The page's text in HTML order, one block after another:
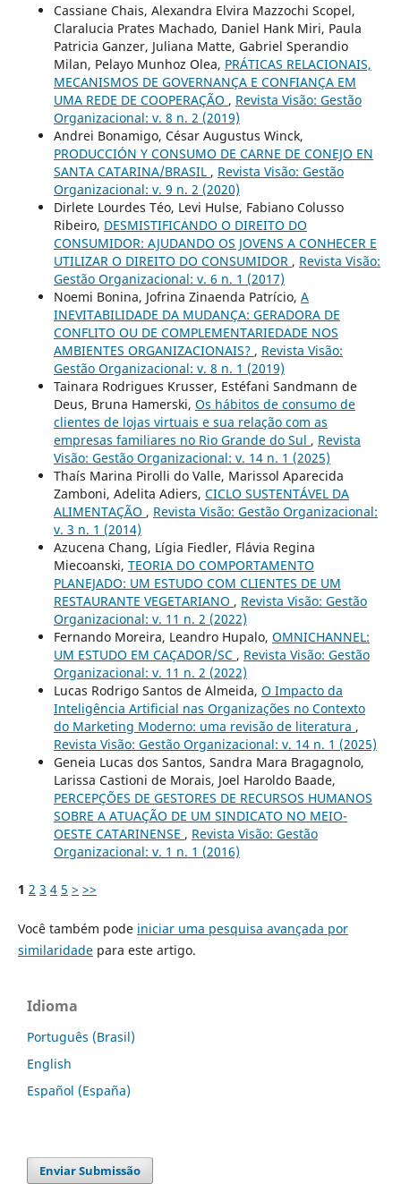
Cassiane Chais, Alexandra Elvira Mazzochi Scopel,
Claralucia Prates Machado, Daniel Hank Miri, Paula
Patricia Ganzer, Juliana Matte, Gabriel Sperandio
Milan, Pelayo Munhoz Olea, PRÁTICAS RELACIONAIS,
MECANISMOS DE GOVERNANÇA E CONFIANÇA EM
UMA REDE DE COOPERAÇÃO , Revista Visão: Gestão
Organizacional: v. 8 n. 2 (2019)
Andrei Bonamigo, César Augustus Winck,
PRODUCCIÓN Y CONSUMO DE CARNE DE CONEJO EN
SANTA CATARINA/BRASIL , Revista Visão: Gestão
Organizacional: v. 9 n. 2 (2020)
Dirlete Lourdes Téo, Levi Hulse, Fabiano Colusso
Ribeiro, DESMISTIFICANDO O DIREITO DO
CONSUMIDOR: AJUDANDO OS JOVENS A CONHECER E
UTILIZAR O DIREITO DO CONSUMIDOR , Revista Visão:
Gestão Organizacional: v. 6 n. 1 (2017)
Noemi Bonina, Jofrina Zinaenda Patrício, A
INEVITABILIDADE DA MUDANÇA: GERADORA DE
CONFLITO OU DE COMPLEMENTARIEDADE NOS
AMBIENTES ORGANIZACIONAIS? , Revista Visão:
Gestão Organizacional: v. 8 n. 1 (2019)
Tainara Rodrigues Krusser, Estéfani Sandmann de
Deus, Bruna Hamerski, Os hábitos de consumo de
clientes de lojas virtuais e sua relação com as
empresas familiares no Rio Grande do Sul , Revista
Visão: Gestão Organizacional: v. 14 n. 1 (2025)
Thaís Marina Pirolli do Valle, Marissol Aparecida
Zamboni, Adelita Adiers, CICLO SUSTENTÁVEL DA
ALIMENTAÇÃO , Revista Visão: Gestão Organizacional:
v. 3 n. 1 (2014)
Azucena Chang, Lígia Fiedler, Flávia Regina
Miecoanski, TEORIA DO COMPORTAMENTO
PLANEJADO: UM ESTUDO COM CLIENTES DE UM
RESTAURANTE VEGETARIANO , Revista Visão: Gestão
Organizacional: v. 11 n. 2 (2022)
Fernando Moreira, Leandro Hupalo, OMNICHANNEL:
UM ESTUDO EM CAÇADOR/SC , Revista Visão: Gestão
Organizacional: v. 11 n. 2 (2022)
Lucas Rodrigo Santos de Almeida, O Impacto da
Inteligência Artificial nas Organizações no Contexto
do Marketing Moderno: uma revisão de literatura ,
Revista Visão: Gestão Organizacional: v. 14 n. 1 (2025)
Geneia Lucas dos Santos, Sandra Mara Bragagnolo,
Larissa Castioni de Morais, Joel Haroldo Baade,
PERCEPÇÕES DE GESTORES DE RECURSOS HUMANOS
SOBRE A ATUAÇÃO DE UM SINDICATO NO MEIO-
OESTE CATARINENSE , Revista Visão: Gestão
Organizacional: v. 1 n. 1 (2016)
1 2 3 4 5 > >>
Você também pode iniciar uma pesquisa avançada por
similaridadepara este artigo.
Idioma
Português (Brasil)
English
Español (España)
Enviar Submissão